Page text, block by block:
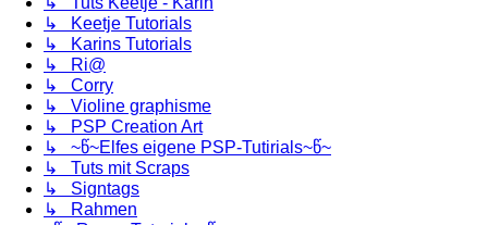
↳ Keetje Tutorials
↳ Karins Tutorials
↳ Ri@
↳ Corry
↳ Violine graphisme
↳ PSP Creation Art
↳ ~წ~Elfes eigene PSP-Tutirials~წ~
↳ Tuts mit Scraps
↳ Signtags
↳ Rahmen